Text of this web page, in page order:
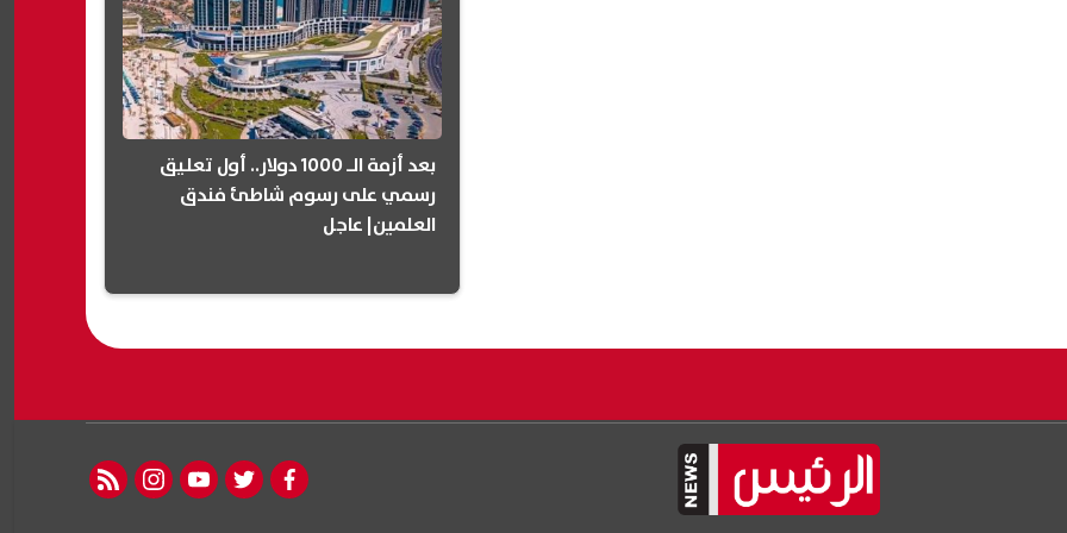
بعد أزمة الـ 1000 دولار.. أول تعليق
رسمي على رسوم شاطئ فندق
العلمين| عاجل
facebook
twitter
youtube
instagram
rss feed